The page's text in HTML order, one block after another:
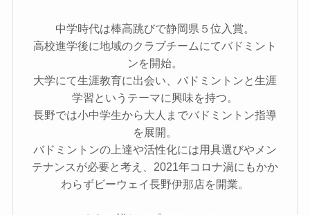
中学時代は棒高跳びで静岡県５位入賞。
高校進学後に地域のクラブチームにてバドミント
ンを開始。
大学にて生涯教育に出会い、バドミントンと生涯
学習というテーマに興味を持つ。
長野では小中学生から大人までバドミントン指導
を展開。
バドミントンの上達や活性化には用具選びやメン
テナンスが必要と考え、2021年コロナ渦にもかか
わらずビーウェイ長野伊那店を開業。